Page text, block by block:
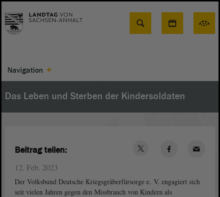
Suche
Navigation
Das Leben und Sterben der Kindersoldaten
12. Feb. 2023
Der Volksbund Deutsche Kriegsgräberfürsorge e. V. engagiert sich
seit vielen Jahren gegen den Missbrauch von Kindern als
Beitrag teilen: